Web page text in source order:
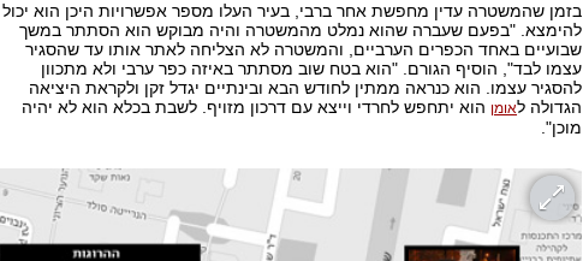
בזמן שהמשטרה עדין מחפשת אחר ברבי, בעיר העלו מספר אפשרויות היכן הוא יכול
להימצא. "בפעם שעברה שהוא נמלט מהמשטרה והיה מבוקש הוא הסתתר במשך
שבועיים באחד הכפרים הערביים, והמשטרה לא הצליחה לאתר אותו עד שהסגיר
עצמו לבד", הוסיף הגורם. "הוא בטח שוב מסתתר באיזה כפר ערבי ולא מתכוון
להסגיר עצמו. הוא כנראה ממתין לחודש הבא ובינתיים יגדל זקן ולקראת היציאה
הגדולה לאומן הוא יתחפש לחרדי וייצא עם דרכון מזויף. לשבת בכלא הוא לא יהיה
מוכן".